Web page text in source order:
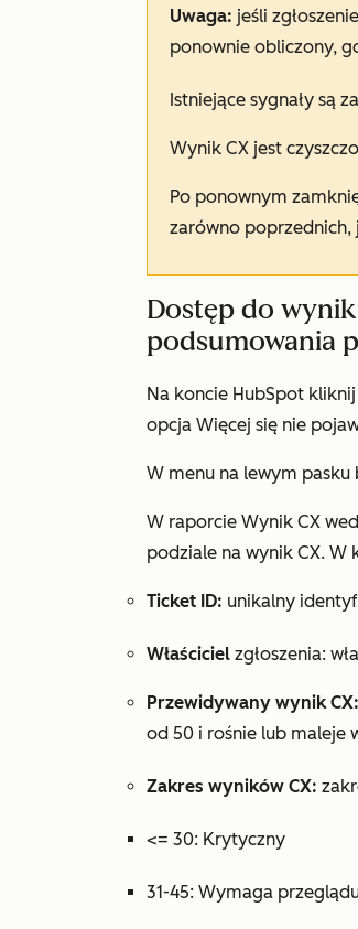
Uwaga: jeśli
ponownie obliczony,
Istniejące sygnały są
Wynik CX jest
Po ponownym
zarówno poprzednich,
Dostęp do
podsumowania
Na koncie HubSpot kliknij
opcja Więcej się nie
W menu na lewym
W raporcie Wynik CX
podziale na wynik CX. W
Ticket ID: unikalny
Właściciel zgłoszenia:
Przewidywany wynik CX:
od 50 i rośnie lub maleje
Zakres wyników CX:
<= 30: Krytyczny
31-45: Wymaga